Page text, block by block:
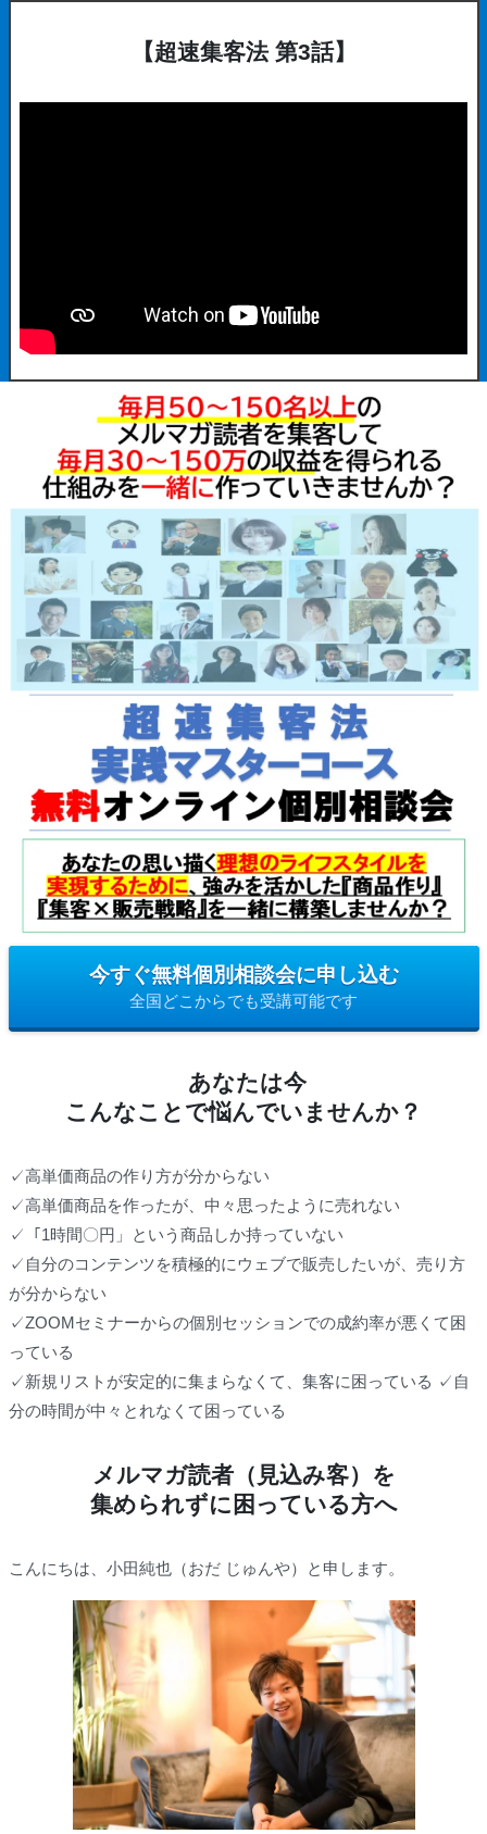
【超速集客法 第3話】
今すぐ無料個別相談会に申し込む
全国どこからでも受講可能です
あなたは今
こんなことで悩んでいませんか？
✓高単価商品の作り方が分からない
✓高単価商品を作ったが、中々思ったように売れない
✓「1時間〇円」という商品しか持っていない
✓自分のコンテンツを積極的にウェブで販売したいが、売り方
が分からない
✓ZOOMセミナーからの個別セッションでの成約率が悪くて困
っている
✓新規リストが安定的に集まらなくて、集客に困っている ✓自
分の時間が中々とれなくて困っている
メルマガ読者（見込み客）を
集められずに困っている方へ
こんにちは、小田純也（おだ じゅんや）と申します。